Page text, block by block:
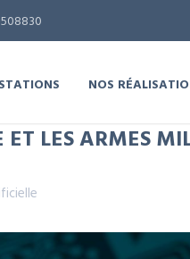
NOS
ET LES ARMES